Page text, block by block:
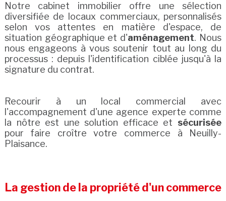
Notre cabinet immobilier offre une sélection
diversifiée de locaux commerciaux, personnalisés
selon vos attentes en matière d'espace, de
situation géographique et d'aménagement. Nous
nous engageons à vous soutenir tout au long du
processus : depuis l'identification ciblée jusqu'à la
signature du contrat.
Recourir à un local commercial avec
l'accompagnement d'une agence experte comme
la nôtre est une solution efficace et sécurisée
pour faire croître votre commerce à Neuilly-
Plaisance.
La gestion de la propriété d'un commerce